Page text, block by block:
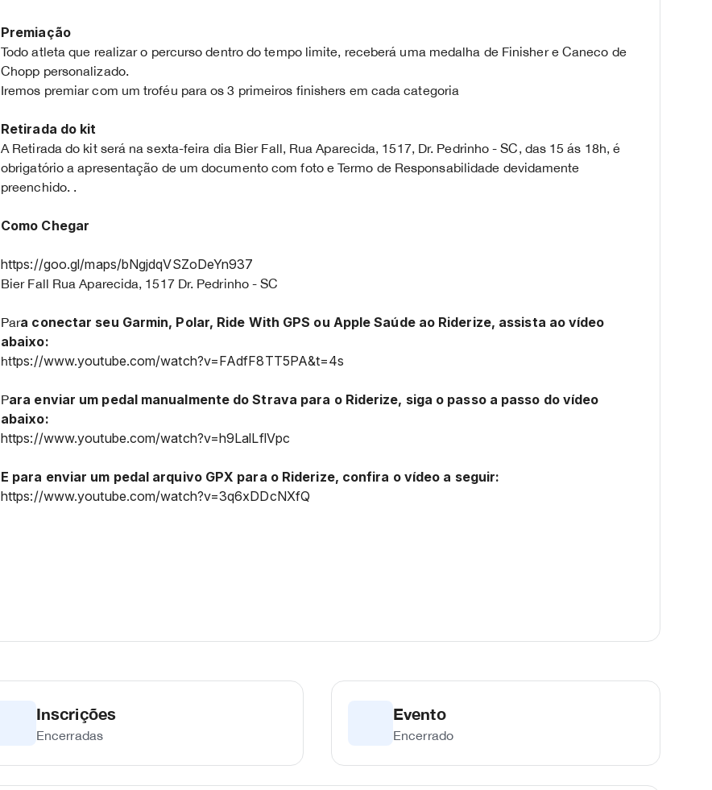
Premiação
Todo atleta que realizar o percurso dentro do tempo limite, receberá uma medalha de Finisher e Caneco de
Chopp personalizado.
Iremos premiar com um troféu para os 3 primeiros finishers em cada categoria
Retirada do kit
A Retirada do kit será na sexta-feira dia Bier Fall, Rua Aparecida, 1517, Dr. Pedrinho - SC, das 15 ás 18h, é
obrigatório a apresentação de um documento com foto e Termo de Responsabilidade devidamente
preenchido. .
Como Chegar
https://goo.gl/maps/bNgjdqVSZoDeYn937
Bier Fall Rua Aparecida, 1517 Dr. Pedrinho - SC
Para conectar seu Garmin, Polar, Ride With GPS ou Apple Saúde ao Riderize, assista ao vídeo
abaixo:
https://www.youtube.com/watch?v=FAdfF8TT5PA&t=4s
Para enviar um pedal manualmente do Strava para o Riderize, siga o passo a passo do vídeo
abaixo:
https://www.youtube.com/watch?v=h9LalLflVpc
E para enviar um pedal arquivo GPX para o Riderize, confira o vídeo a seguir:
https://www.youtube.com/watch?v=3q6xDDcNXfQ
Inscrições
Encerradas
Evento
Encerrado